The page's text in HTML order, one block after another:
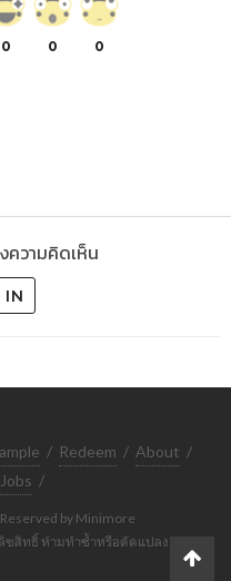
0 0 0
ความคิดเห็น
IN
/ Redeem / About /
Jobs /
by Minimore
ขสิทธิ์ ห้ามทำซ้ำหรือดัดแปลง